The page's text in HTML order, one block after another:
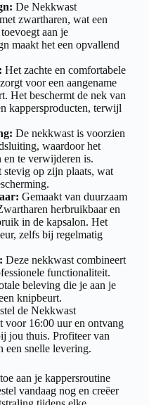
De Nekkwast
zwartharen, wat een
aan je
maakt het een opvallend
Het zachte en comfortabele
voor een aangename
Het beschermt de nek van
kappersproducten, terwijl
De nekkwast is voorzien
waardoor het
en te verwijderen is.
op zijn plaats, wat
Gemaakt van duurzaam
herbruikbaar en
in de kapsalon. Het
zelfs bij regelmatig
Deze nekkwast combineert
functionaliteit.
beleving die je aan je
knipbeurt.
de Nekkwast
voor 16:00 uur en ontvang
jou thuis. Profiteer van
een snelle levering.
aan je kappersroutine
vandaag nog en creëer